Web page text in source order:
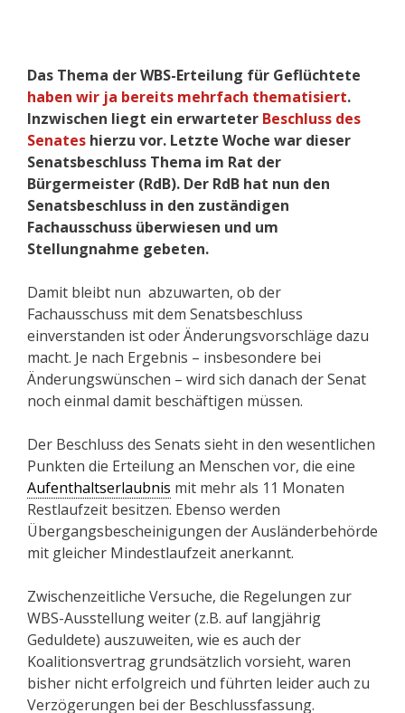
Das Thema der WBS-Erteilung für Geflüchtete
haben wir ja bereits mehrfach thematisiert.
Inzwischen liegt ein erwarteter Beschluss des
Senates hierzu vor. Letzte Woche war dieser
Senatsbeschluss Thema im Rat der
Bürgermeister (RdB). Der RdB hat nun den
Senatsbeschluss in den zuständigen
Fachausschuss überwiesen und um
Stellungnahme gebeten.
Damit bleibt nun abzuwarten, ob der
Fachausschuss mit dem Senatsbeschluss
einverstanden ist oder Änderungsvorschläge dazu
macht. Je nach Ergebnis – insbesondere bei
Änderungswünschen – wird sich danach der Senat
noch einmal damit beschäftigen müssen.
Der Beschluss des Senats sieht in den wesentlichen
Punkten die Erteilung an Menschen vor, die eine
Aufenthaltserlaubnis mit mehr als 11 Monaten
Restlaufzeit besitzen. Ebenso werden
Übergangsbescheinigungen der Ausländerbehörde
mit gleicher Mindestlaufzeit anerkannt.
Zwischenzeitliche Versuche, die Regelungen zur
WBS-Ausstellung weiter (z.B. auf langjährig
Geduldete) auszuweiten, wie es auch der
Koalitionsvertrag grundsätzlich vorsieht, waren
bisher nicht erfolgreich und führten leider auch zu
Verzögerungen bei der Beschlussfassung.